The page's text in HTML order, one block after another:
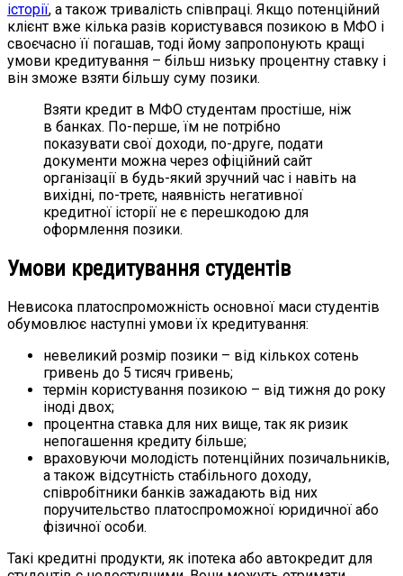
історії, а також тривалість співпраці. Якщо потенційний
клієнт вже кілька разів користувався позикою в МФО і
своєчасно її погашав, тоді йому запропонують кращі
умови кредитування – більш низьку процентну ставку і
він зможе взяти більшу суму позики.
Взяти кредит в МФО студентам простіше, ніж
в банках. По-перше, їм не потрібно
показувати свої доходи, по-друге, подати
документи можна через офіційний сайт
організації в будь-який зручний час і навіть на
вихідні, по-третє, наявність негативної
кредитної історії не є перешкодою для
оформлення позики.
Умови кредитування студентів
Невисока платоспроможність основної маси студентів
обумовлює наступні умови їх кредитування:
невеликий розмір позики – від кількох сотень
гривень до 5 тисяч гривень;
термін користування позикою – від тижня до року
іноді двох;
процентна ставка для них вище, так як ризик
непогашення кредиту більше;
враховуючи молодість потенційних позичальників,
а також відсутність стабільного доходу,
співробітники банків зажадають від них
поручительство платоспроможної юридичної або
фізичної особи.
Такі кредитні продукти, як іпотека або автокредит для